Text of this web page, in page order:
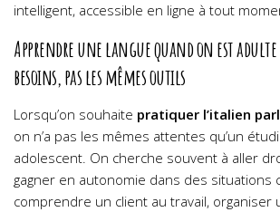
intelligent, accessible en ligne à tout
Apprendre une langue quand on est adulte
besoins, pas les mêmes outils
Lorsqu’on souhaite pratiquer l’italien
on n’a pas les mêmes attentes qu’un
adolescent. On cherche souvent à aller
gagner en autonomie dans des situations
comprendre un client au travail, organiser